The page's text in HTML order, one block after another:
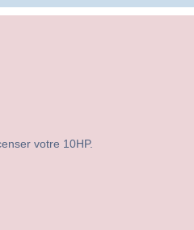
votre 10HP.